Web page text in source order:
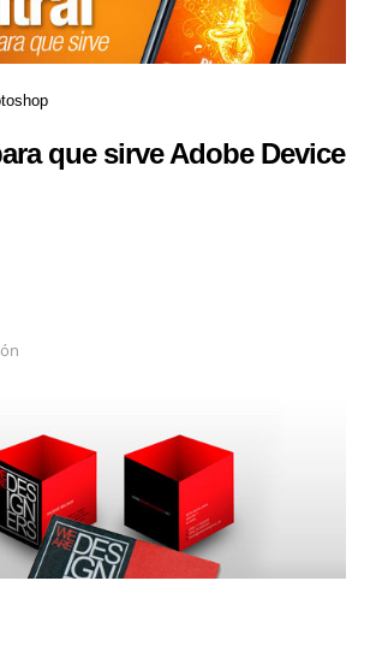
que sirve Adobe Device